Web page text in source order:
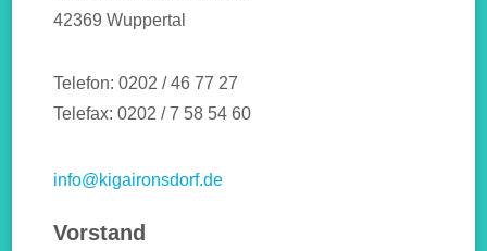
42369 Wuppertal
Telefon: 0202 / 46 77 27
Telefax: 0202 / 7 58 54 60
info@kigaironsdorf.de
Vorstand